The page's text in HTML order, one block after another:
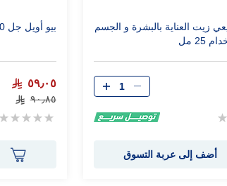
زيت العناية بالبشرة و الجسم
25 مل
الكمية
أضف إلى عربة التسوق
بيو أويل جل 200 مل
٥٩٫٠٥
٩٠٫٨٥
Rating: